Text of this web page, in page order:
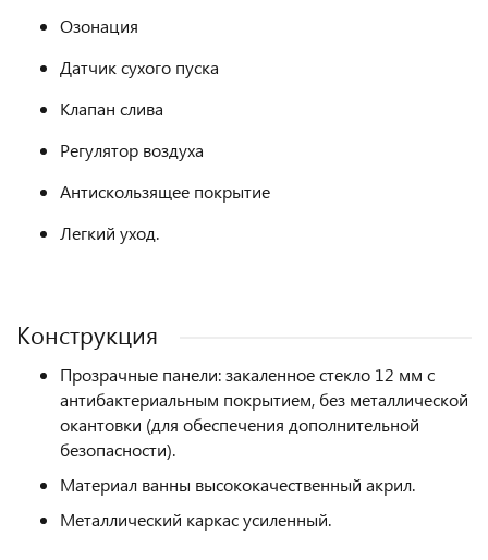
Озонация
Датчик сухого пуска
Клапан слива
Регулятор воздуха
Антискользящее покрытие
Легкий уход.
Конструкция
Прозрачные панели: закаленное стекло 12 мм с
антибактериальным покрытием, без металлической
окантовки (для обеспечения дополнительной
безопасности).
Материал ванны высококачественный акрил.
Металлический каркас усиленный.